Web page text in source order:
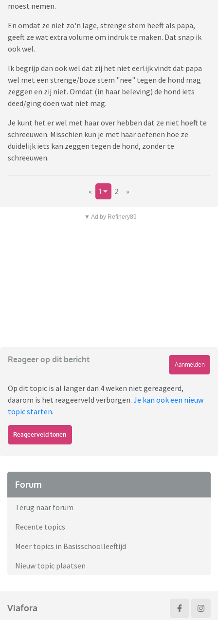
moest nemen.
En omdat ze niet zo'n lage, strenge stem heeft als papa,
geeft ze wat extra volume om indruk te maken. Dat snap ik
ook wel.
Ik begrijp dan ook wel dat zij het niet eerlijk vindt dat papa
wel met een strenge/boze stem "nee" tegen de hond mag
zeggen en zij niet. Omdat (in haar beleving) de hond iets
deed/ging doen wat niet mag.
Je kunt het er wel met haar over hebben dat ze niet hoeft te
schreeuwen. Misschien kun je met haar oefenen hoe ze
duidelijk iets kan zeggen tegen de hond, zonder te
schreeuwen.
« 1 2 »
▼ Ad by Refinery89
Reageer op dit bericht
Aanmelden
Op dit topic is al langer dan 4 weken niet gereageerd,
daarom is het reageerveld verborgen. Je kan ook een nieuw
topic starten.
Reageerveld tonen
Forum
Terug naar forum
Recente topics
Meer topics in Basisschoolleeftijd
Nieuw topic plaatsen
Viafora